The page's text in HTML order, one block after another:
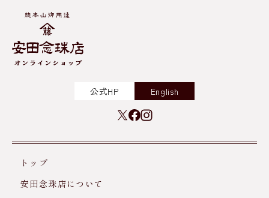
公式HP English
トップ
安田念珠店について